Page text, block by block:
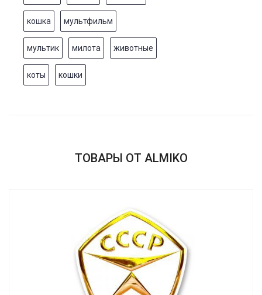
кошка мультфильм
мультик милота животные
коты кошки
ТОВАРЫ ОТ ALMIKO